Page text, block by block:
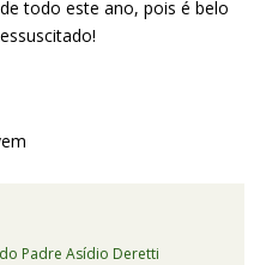
todo este ano, pois é belo
Padre Asídio Deretti